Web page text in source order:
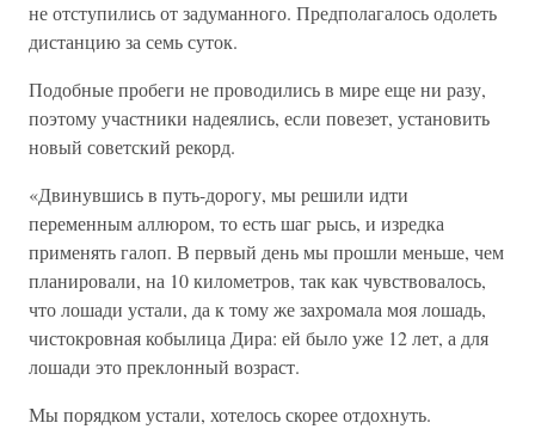
не отступились от задуманного. Предполагалось одолеть
дистанцию за семь суток.
Подобные пробеги не проводились в мире еще ни разу,
поэтому участники надеялись, если повезет, установить
новый советский рекорд.
«Двинувшись в путь-дорогу, мы решили идти
переменным аллюром, то есть шаг рысь, и изредка
применять галоп. В первый день мы прошли меньше, чем
планировали, на 10 километров, так как чувствовалось,
что лошади устали, да к тому же захромала моя лошадь,
чистокровная кобылица Дира: ей было уже 12 лет, а для
лошади это преклонный возраст.
Мы порядком устали, хотелось скорее отдохнуть.